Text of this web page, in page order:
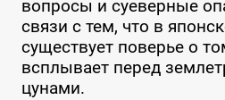
вопросы и суеверные
связи с тем, что в
существует поверье о
всплывает перед
цунами.